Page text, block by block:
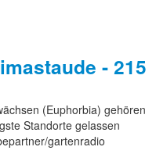
- 215
(Euphorbia) gehören
Standorte gelassen
gartenradio